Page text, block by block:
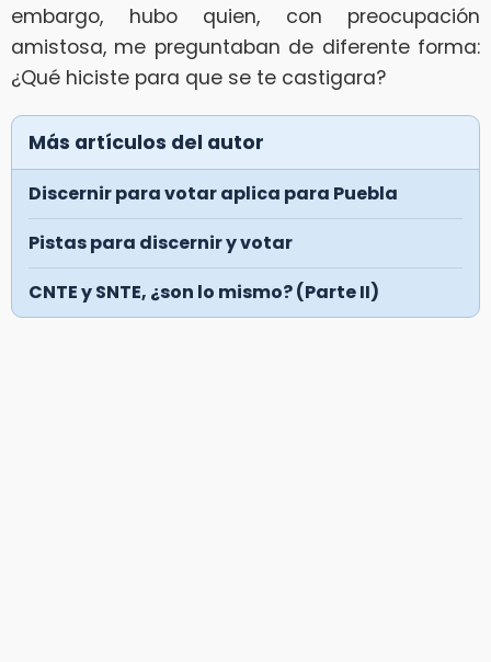
embargo, hubo quien, con preocupación
amistosa, me preguntaban de diferente forma:
¿Qué hiciste para que se te castigara?
Más artículos del autor
Discernir para votar aplica para Puebla
Pistas para discernir y votar
CNTE y SNTE, ¿son lo mismo? (Parte II)